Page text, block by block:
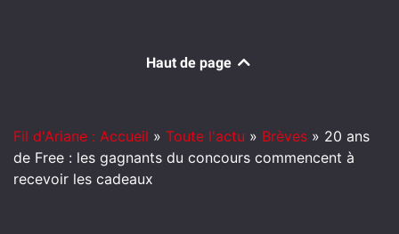
Haut de page
Fil d'Ariane : Accueil » Toute l'actu » Brèves » 20 ans
de Free : les gagnants du concours commencent à
recevoir les cadeaux